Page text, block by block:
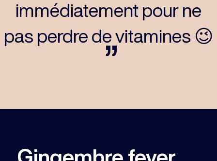
immédiatement pour ne
pas perdre de vitamines 😉
”
Gingembre fever